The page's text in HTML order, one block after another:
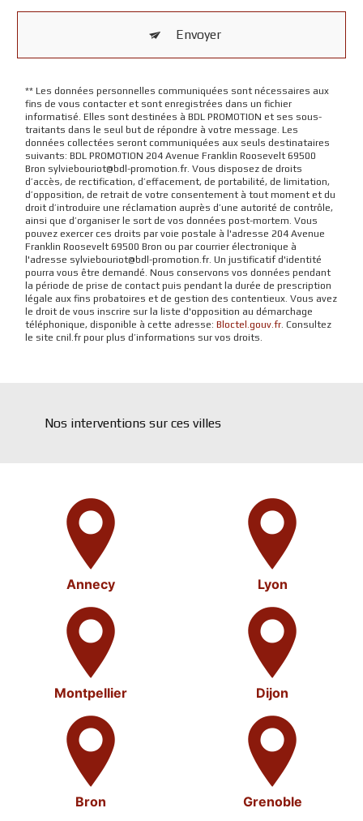
Envoyer
** Les données personnelles communiquées sont nécessaires aux
fins de vous contacter et sont enregistrées dans un fichier
informatisé. Elles sont destinées à BDL PROMOTION et ses sous-
traitants dans le seul but de répondre à votre message. Les
données collectées seront communiquées aux seuls destinataires
suivants: BDL PROMOTION 204 Avenue Franklin Roosevelt 69500
Bron sylviebouriot@bdl-promotion.fr. Vous disposez de droits
d’accès, de rectification, d’effacement, de portabilité, de limitation,
d’opposition, de retrait de votre consentement à tout moment et du
droit d’introduire une réclamation auprès d’une autorité de contrôle,
ainsi que d’organiser le sort de vos données post-mortem. Vous
pouvez exercer ces droits par voie postale à l'adresse 204 Avenue
Franklin Roosevelt 69500 Bron ou par courrier électronique à
l'adresse sylviebouriot@bdl-promotion.fr. Un justificatif d'identité
pourra vous être demandé. Nous conservons vos données pendant
la période de prise de contact puis pendant la durée de prescription
légale aux fins probatoires et de gestion des contentieux. Vous avez
le droit de vous inscrire sur la liste d'opposition au démarchage
téléphonique, disponible à cette adresse: Bloctel.gouv.fr. Consultez
le site cnil.fr pour plus d’informations sur vos droits.
Nos interventions sur ces villes
Annecy Lyon
Montpellier Dijon
Bron Grenoble